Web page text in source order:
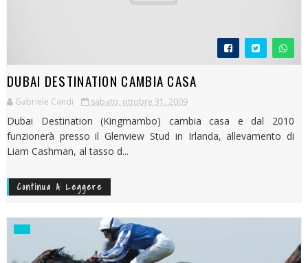
DUBAI DESTINATION CAMBIA CASA
Gabriele Candi sabato, ottobre 31, 2009
Dubai Destination (Kingmambo) cambia casa e dal 2010
funzionerà presso il Glenview Stud in Irlanda, allevamento di
Liam Cashman, al tasso d...
Continua A Leggere